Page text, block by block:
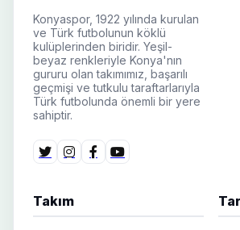
Konyaspor, 1922 yılında kurulan
ve Türk futbolunun köklü
kulüplerinden biridir. Yeşil-
beyaz renkleriyle Konya'nın
gururu olan takımımız, başarılı
geçmişi ve tutkulu taraftarlarıyla
Türk futbolunda önemli bir yere
sahiptir.
Takım